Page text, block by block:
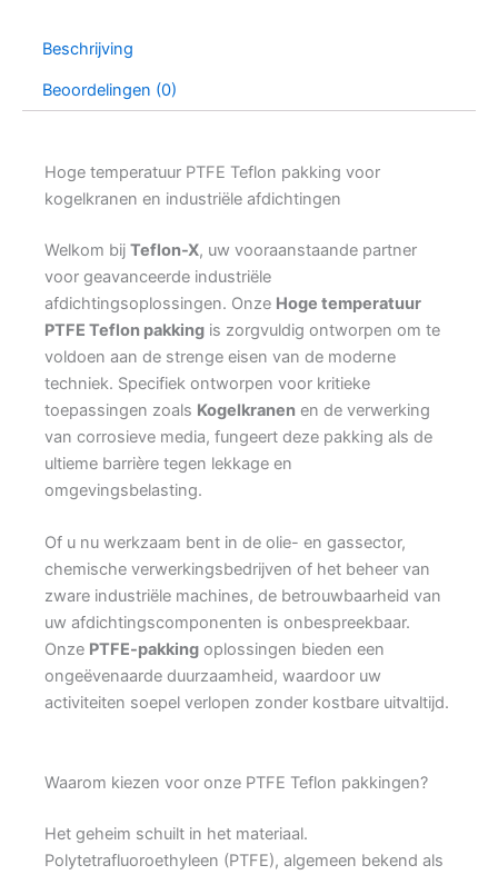
Beschrijving
Beoordelingen (0)
Hoge temperatuur PTFE Teflon pakking voor
kogelkranen en industriële afdichtingen
Welkom bij Teflon-X, uw vooraanstaande partner
voor geavanceerde industriële
afdichtingsoplossingen. Onze Hoge temperatuur
PTFE Teflon pakking is zorgvuldig ontworpen om te
voldoen aan de strenge eisen van de moderne
techniek. Specifiek ontworpen voor kritieke
toepassingen zoals Kogelkranen en de verwerking
van corrosieve media, fungeert deze pakking als de
ultieme barrière tegen lekkage en
omgevingsbelasting.
Of u nu werkzaam bent in de olie- en gassector,
chemische verwerkingsbedrijven of het beheer van
zware industriële machines, de betrouwbaarheid van
uw afdichtingscomponenten is onbespreekbaar.
Onze PTFE-pakking oplossingen bieden een
ongeëvenaarde duurzaamheid, waardoor uw
activiteiten soepel verlopen zonder kostbare uitvaltijd.
Waarom kiezen voor onze PTFE Teflon pakkingen?
Het geheim schuilt in het materiaal.
Polytetrafluoroethyleen (PTFE), algemeen bekend als